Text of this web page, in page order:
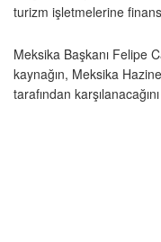
turizm işletmelerine
Meksika Başkanı Felipe
kaynağın, Meksika
tarafından